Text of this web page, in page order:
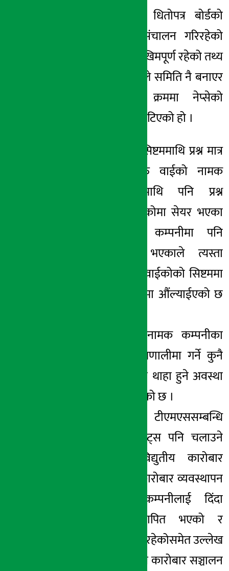
काठमाडौँ । नेपाल धितोपत्र बोर्डको
प्रतिवेदनले नेप्सेले संचालन गरिरहेको
अनलाइन प्रणाली जोखिमपूर्ण रहेको तथ्य
औंल्याएको छ । बोर्डले समिति नै बनाएर
गरेको अध्ययनका क्रममा नेप्सेको
प्रणालीमा 'कैफियत' भेटिएको हो ।
प्रतिवेदनमा नेप्सेको सिष्टममाथि प्रश्न मात्र
उठाइएको छैन, बरु वाईको नामक
कम्पनीको भूमिकामाथि पनि प्रश्न
उठाइएको छ । वाईकोमा सेयर भएका
व्यक्तिको सूचीकृत कम्पनीमा पनि
महत्वपूर्ण लगानी भएकाले त्यस्ता
व्यक्तिको सिधै पहुँच वाईकोको सिष्टममा
हुने जोखिम प्रतिवेदनमा औंल्याईएको छ
प्रतिवेदनमा वाईको नामक कम्पनीका
कर्मचारीले नेप्सेको प्रणालीमा गर्ने कुनै
पनि खालको परिवर्तन थाहा हुने अवस्था
नरहेको उल्लेख गरिएको छ ।
प्रतिवेदनमा वाईकोले टीएमएससम्बन्धि
सेवा पनि दिने र नट्स पनि चलाउने
अर्थात बजारको विद्युतीय कारोबार
प्रणाली र ब्रोकरको कारोबार व्यवस्थापन
प्रणालीपनि एकै कम्पनीलाई दिंदा
स्वार्थको द्वन्द स्थापित भएको र
विश्वसनीयतामा शंका रहेकोसमेत उल्लेख
छ । सो काम धितोपत्र कारोबार सञ्चालन